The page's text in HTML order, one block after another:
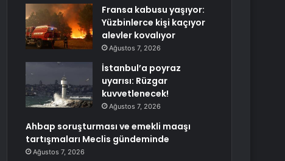
Fransa kabusu yaşıyor:
Yüzbinlerce kişi kaçıyor
alevler kovalıyor
Ağustos 7, 2026
İstanbul’a poyraz
uyarısı: Rüzgar
kuvvetlenecek!
Ağustos 7, 2026
Ahbap soruşturması ve emekli maaşı
tartışmaları Meclis gündeminde
Ağustos 7, 2026